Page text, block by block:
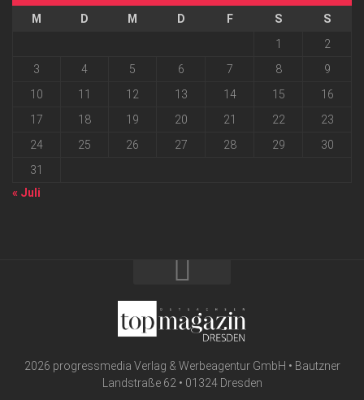
M D M D F S
S
1
2
3
4 5 6 7 8
9
10
11 12 13 14 15
16
17
18 19 20 21 22
23
24
25 26 27 28 29
30
31
« Juli
2026 progressmedia Verlag & Werbeagentur GmbH • Bautzner
Landstraße 62 • 01324 Dresden